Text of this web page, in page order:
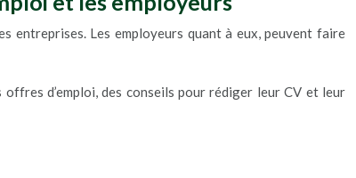
entreprises. Les employeurs quant à eux, peuvent faire
d’emploi, des conseils pour rédiger leur CV et leur